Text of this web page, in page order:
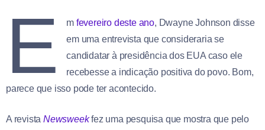
E m fevereiro deste ano, Dwayne Johnson disse
em uma entrevista que consideraria se
candidatar à presidência dos EUA caso ele
recebesse a indicação positiva do povo. Bom,
parece que isso pode ter acontecido.
A revista Newsweekfez uma pesquisa que mostra que pelo